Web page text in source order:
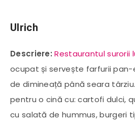
Ulrich
Descriere: Restaurantul surorii
ocupat și servește farfurii
de dimineață până seara
pentru o cină cu: cartofi dulci,
cu salată de hummus, burgeri